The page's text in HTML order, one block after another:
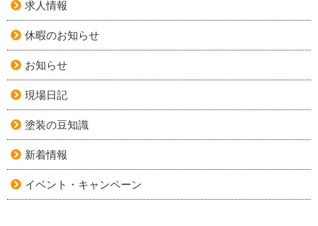
求人情報
休暇のお知らせ
お知らせ
現場日記
塗装の豆知識
新着情報
イベント・キャンペーン